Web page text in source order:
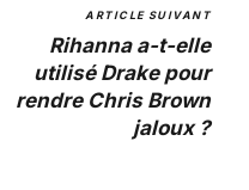
ARTICLE SUIVANT
Rihanna a-t-elle
utilisé Drake pour
rendre Chris Brown
jaloux ?